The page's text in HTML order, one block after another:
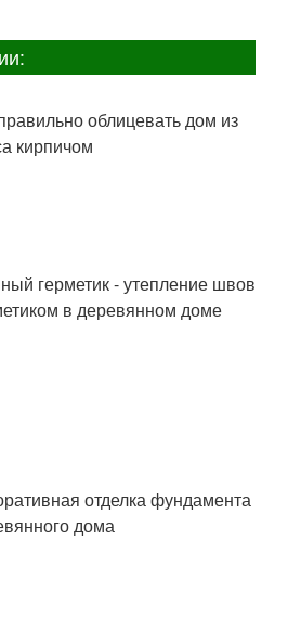
облицевать дом из
кирпичом
герметик - утепление швов
в деревянном доме
отделка фундамента
дома